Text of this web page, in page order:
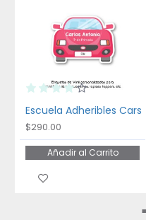
Escuela Adheribles Cars
$290.00
Añadir al Carrito